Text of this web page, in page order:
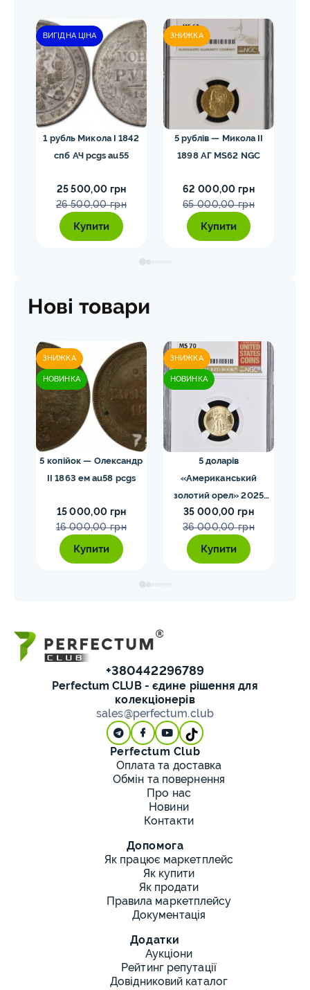
ВИГІДНА ЦІНА
1 рубль Микола I 1842
спб АЧ pcgs au55
25 500,00 грн
26 500,00 грн
Купити
ЗНИЖКА
5 рублів — Микола II
1898 АГ MS62 NGC
62 000,00 грн
65 000,00 грн
Купити
Нові товари
ЗНИЖКА
НОВИНКА
5 копійок — Олександр
II 1863 ем au58 pcgs
15 000,00 грн
16 000,00 грн
Купити
ЗНИЖКА
НОВИНКА
5 доларів
«Американський
золотий орел» 2025
MS70 NGC орел тип2
35 000,00 грн
36 000,00 грн
Купити
+380442296789
Perfectum CLUB - єдине рішення для
колекціонерів
sales@perfectum.club
Perfectum Club
Оплата та доставка
Обмін та повернення
Про нас
Новини
Контакти
Допомога
Як працює маркетплейс
Як купити
Як продати
Правила маркетплейсу
Документація
Додатки
Аукціони
Рейтинг репутації
Довідниковий каталог